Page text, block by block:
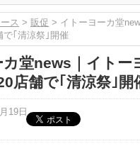
ス > 販促 > イトーヨーカ堂
で｢清涼祭｣開催
カ堂news｜イトー
店舗で｢清涼祭｣開
19日